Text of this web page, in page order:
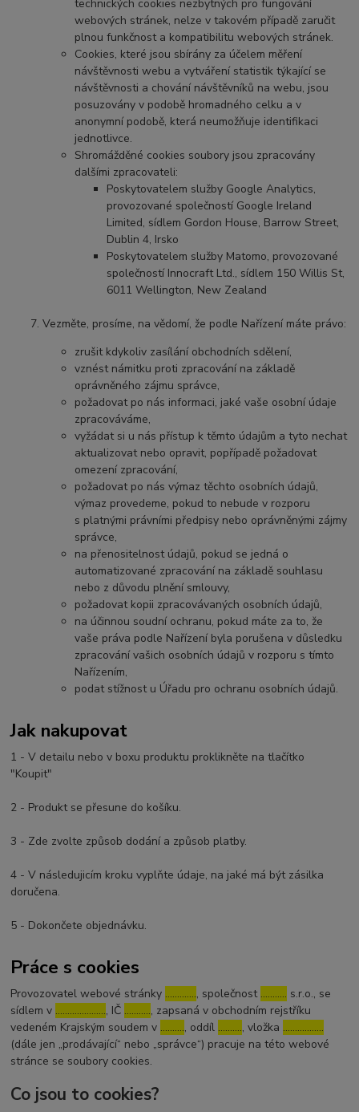
technických cookies nezbytných pro fungování
webových stránek, nelze v takovém případě zaručit
plnou funkčnost a kompatibilitu webových stránek.
Cookies, které jsou sbírány za účelem měření
návštěvnosti webu a vytváření statistik týkající se
návštěvnosti a chování návštěvníků na webu, jsou
posuzovány v podobě hromadného celku a v
anonymní podobě, která neumožňuje identifikaci
jednotlivce.
Shromážděné cookies soubory jsou zpracovány
dalšími zpracovateli:
Poskytovatelem služby Google Analytics,
provozované společností Google Ireland
Limited, sídlem Gordon House, Barrow Street,
Dublin 4, Irsko
Poskytovatelem služby Matomo, provozované
společností Innocraft Ltd., sídlem 150 Willis St,
6011 Wellington, New Zealand
Vezměte, prosíme, na vědomí, že podle Nařízení máte právo:
zrušit kdykoliv zasílání obchodních sdělení,
vznést námitku proti zpracování na základě
oprávněného zájmu správce,
požadovat po nás informaci, jaké vaše osobní údaje
zpracováváme,
vyžádat si u nás přístup k těmto údajům a tyto nechat
aktualizovat nebo opravit, popřípadě požadovat
omezení zpracování,
požadovat po nás výmaz těchto osobních údajů,
výmaz provedeme, pokud to nebude v rozporu
s platnými právními předpisy nebo oprávněnými zájmy
správce,
na přenositelnost údajů, pokud se jedná o
automatizované zpracování na základě souhlasu
nebo z důvodu plnění smlouvy,
požadovat kopii zpracovávaných osobních údajů,
na účinnou soudní ochranu, pokud máte za to, že
vaše práva podle Nařízení byla porušena v důsledku
zpracování vašich osobních údajů v rozporu s tímto
Nařízením,
podat stížnost u Úřadu pro ochranu osobních údajů.
Jak nakupovat
1 - V detailu nebo v boxu produktu proklikněte na tlačítko
"Koupit"
2 - Produkt se přesune do košíku.
3 - Zde zvolte způsob dodání a způsob platby.
4 - V následujicím kroku vyplňte údaje, na jaké má být zásilka
doručena.
5 - Dokončete objednávku.
Práce s cookies
Provozovatel webové stránky …………., společnost ……….. s.r.o., se
sídlem v …………………, IČ ……….., zapsaná v obchodním rejstříku
vedeném Krajským soudem v ………., oddíl ………., vložka ……………..
(dále jen „prodávající“ nebo „správce“) pracuje na této webové
stránce se soubory cookies.
Co jsou to cookies?